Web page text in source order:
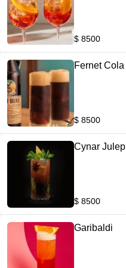
$ 8500
Fernet Cola
$ 8500
Cynar Julep
$ 8500
Garibaldi